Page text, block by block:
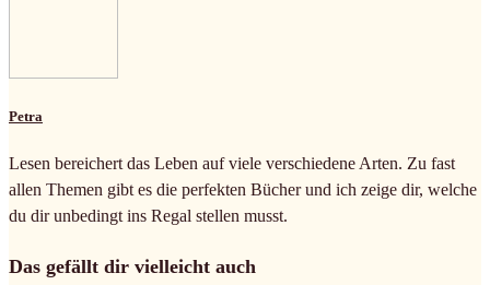
Petra
Lesen bereichert das Leben auf viele verschiedene Arten. Zu fast
allen Themen gibt es die perfekten Bücher und ich zeige dir, welche
du dir unbedingt ins Regal stellen musst.
Das gefällt dir vielleicht auch